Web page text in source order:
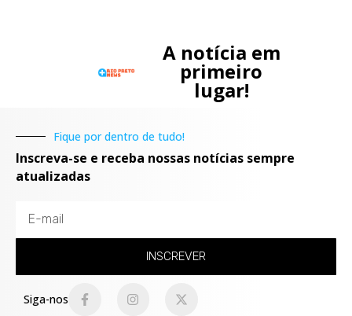
A notícia em
primeiro
lugar!
Fique por dentro de tudo!
Inscreva-se e receba nossas notícias sempre
atualizadas
INSCREVER
Siga-nos